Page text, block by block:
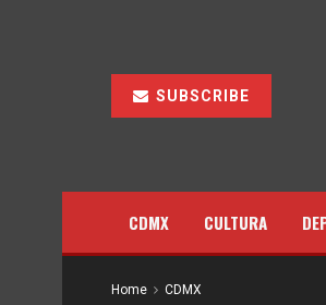
SUBSCRIBE
CDMX CULTURA
Home CDMX